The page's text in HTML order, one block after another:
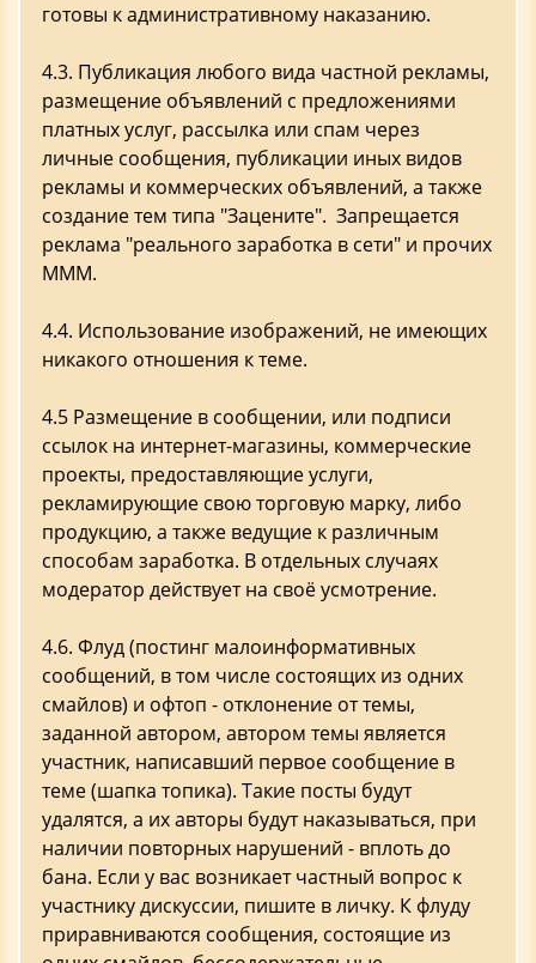
готовы к административному наказанию.
4.3. Публикация любого вида частной рекламы,
размещение объявлений с предложениями
платных услуг, рассылка или спам через
личные сообщения, публикации иных видов
рекламы и коммерческих объявлений, а также
создание тем типа "Зацените". Запрещается
реклама "реального заработка в сети" и прочих
МММ.
4.4. Использование изображений, не имеющих
никакого отношения к теме.
4.5 Размещение в сообщении, или подписи
ссылок на интернет-магазины, коммерческие
проекты, предоставляющие услуги,
рекламирующие свою торговую марку, либо
продукцию, а также ведущие к различным
способам заработка. В отдельных случаях
модератор действует на своё усмотрение.
4.6. Флуд (постинг малоинформативных
сообщений, в том числе состоящих из одних
смайлов) и офтоп - отклонение от темы,
заданной автором, автором темы является
участник, написавший первое сообщение в
теме (шапка топика). Такие посты будут
удалятся, а их авторы будут наказываться, при
наличии повторных нарушений - вплоть до
бана. Если у вас возникает частный вопрос к
участнику дискуссии, пишите в личку. К флуду
приравниваются сообщения, состоящие из